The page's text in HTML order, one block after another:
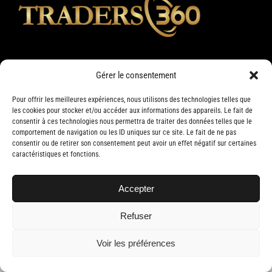
Gérer le consentement
Pour offrir les meilleures expériences, nous utilisons des technologies telles que
les cookies pour stocker et/ou accéder aux informations des appareils. Le fait de
consentir à ces technologies nous permettra de traiter des données telles que le
comportement de navigation ou les ID uniques sur ce site. Le fait de ne pas
consentir ou de retirer son consentement peut avoir un effet négatif sur certaines
caractéristiques et fonctions.
Accepter
Refuser
Voir les préférences